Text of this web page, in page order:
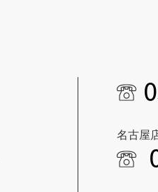
名古屋